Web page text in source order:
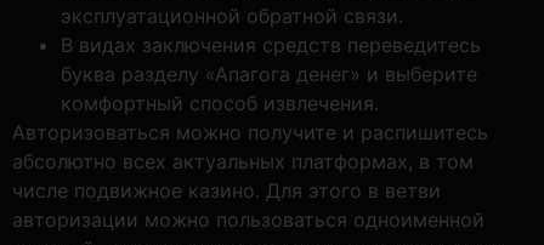
эксплуатационной обратной связи.
В видах заключения средств переведитесь
буква разделу «Апагога денег» и выберите
комфортный способ извлечения.
Авторизоваться можно получите и распишитесь
абсолютно всех актуальных платформах, в том
числе подвижное казино. Для этого в ветви
авторизации можно пользоваться одноименной